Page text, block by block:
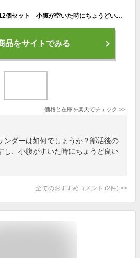
訳あり ブラックサンダー 12個セット 小腹が空いた時にちょうどいい 送料無料 ポスト投函便 有償サンプル
品をサイトでみる
価格と在庫を楽天でチェック >>
ンダーは如何でしょうか？部活後の
し、小腹がすいた時にちょうど良い
全てのおすすめコメント (2件) >